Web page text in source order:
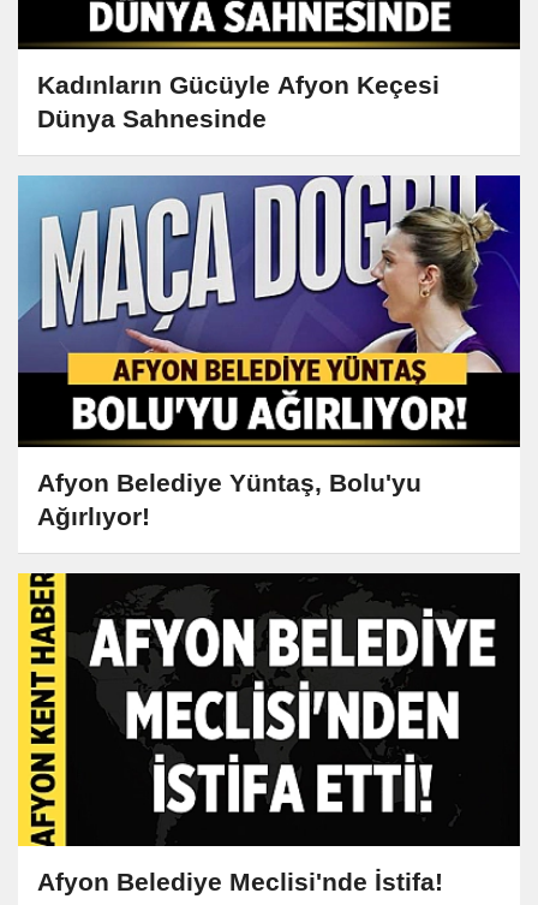
Kadınların Gücüyle Afyon Keçesi
Dünya Sahnesinde
Afyon Belediye Yüntaş, Bolu'yu
Ağırlıyor!
Afyon Belediye Meclisi'nde İstifa!